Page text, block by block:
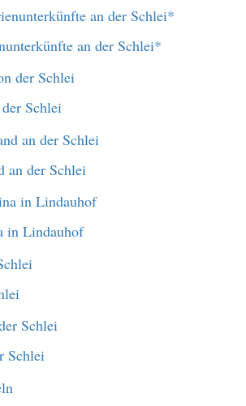
an der Schlei*
Schlei
an der Schlei
in Lindauhof
Schlei